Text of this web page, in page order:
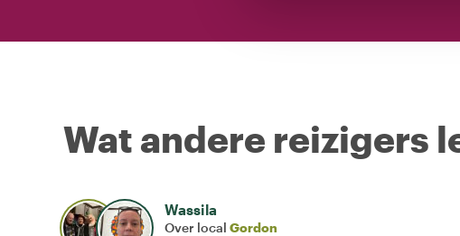
Wat andere reizigers
Wassila
Over local Gordon